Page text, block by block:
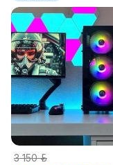
3 150 р.